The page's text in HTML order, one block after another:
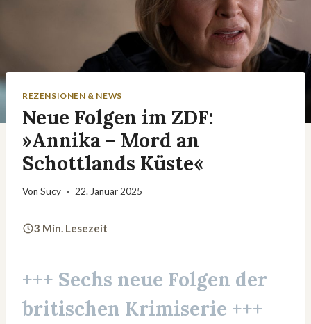
REZENSIONEN & NEWS
Neue Folgen im ZDF:
»Annika – Mord an
Schottlands Küste«
Von Sucy 22. Januar 2025
3 Min. Lesezeit
+++ Sechs neue Folgen der
britischen Krimiserie +++